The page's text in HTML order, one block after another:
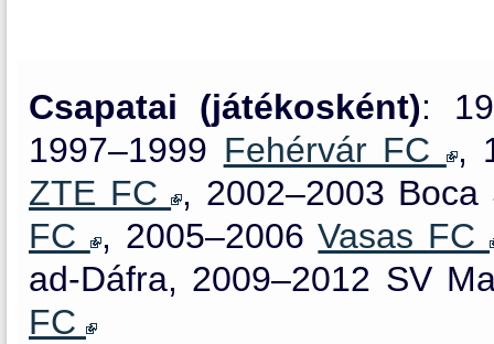
Csapatai (játékosként):
1997–1999 Fehérvár FC
,
ZTE FC , 2002–2003
FC
, 2005–2006Vasas FC
ad-Dáfra, 2009–2012 SV
FC